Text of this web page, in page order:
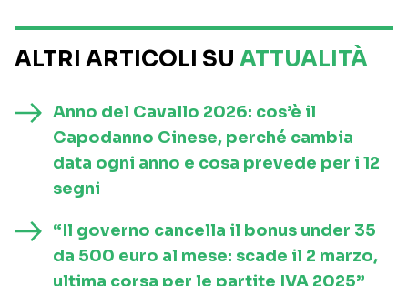
ALTRI ARTICOLI SU ATTUALITÀ
Anno del Cavallo 2026: cos’è il
Capodanno Cinese, perché cambia
data ogni anno e cosa prevede per i 12
segni
“Il governo cancella il bonus under 35
da 500 euro al mese: scade il 2 marzo,
ultima corsa per le partite IVA 2025”